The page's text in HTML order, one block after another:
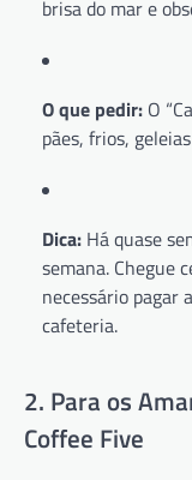
brisa do mar e
O que pedir: O
pães, frios,
Dica: Há quase
semana. Chegue
necessário pagar
cafeteria.
2. Para os
Coffee Five